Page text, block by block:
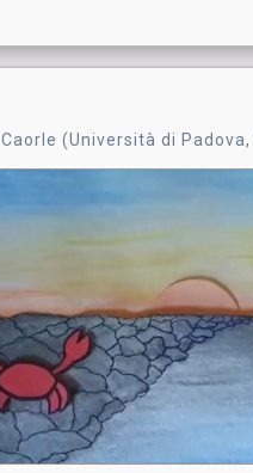
Caorle (Università di